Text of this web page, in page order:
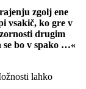
zgolj ene
vsakič, ko gre v
drugim
se bo v spako …«
lahko